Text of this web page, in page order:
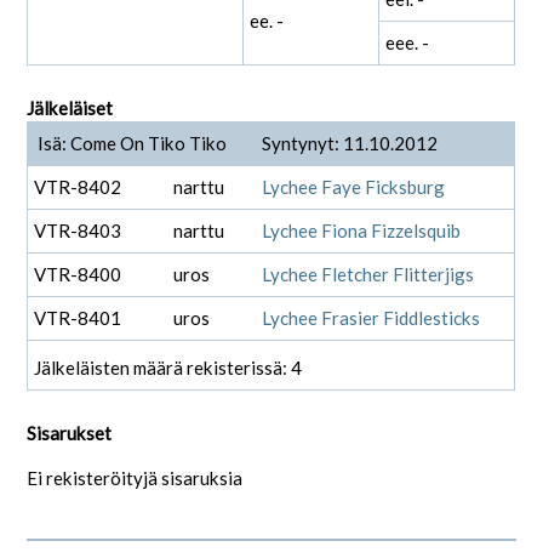
ee. -
eee. -
Jälkeläiset
Isä: Come On Tiko Tiko
Syntynyt: 11.10.2012
VTR-8402
narttu
Lychee Faye Ficksburg
VTR-8403
narttu
Lychee Fiona Fizzelsquib
VTR-8400
uros
Lychee Fletcher Flitterjigs
VTR-8401
uros Lychee Frasier Fiddlesticks
Jälkeläisten määrä rekisterissä: 4
Sisarukset
Ei rekisteröityjä sisaruksia